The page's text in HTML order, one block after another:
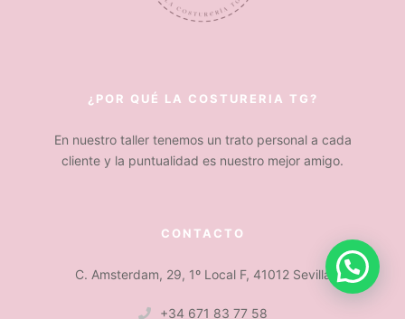
¿POR QUÉ LA COSTURERIA TG?
En nuestro taller tenemos un trato personal a cada
cliente y la puntualidad es nuestro mejor amigo.
CONTACTO
C. Amsterdam, 29, 1º Local F, 41012 Sevilla
+34 671 83 77 58